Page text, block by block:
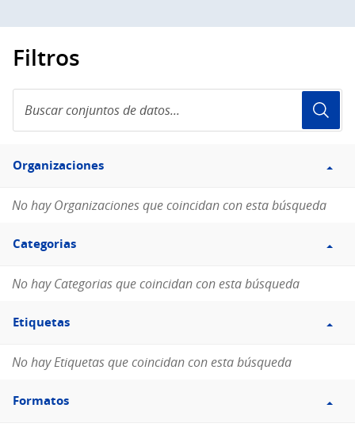
Filtros
conjuntos
de
Filtro
Organizaciones
Organizaciones
No hay Organizaciones que coincidan con esta búsqueda
Filtro
Categorias
Categorias
No hay Categorias que coincidan con esta búsqueda
Filtro
Etiquetas
Etiquetas
No hay Etiquetas que coincidan con esta búsqueda
Filtro
Formatos
Formatos